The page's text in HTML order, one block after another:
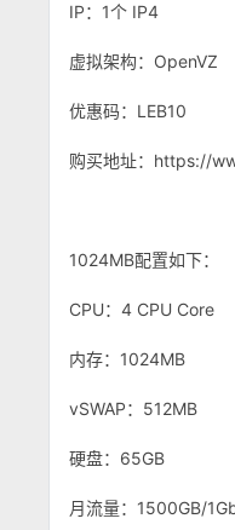
IP：1个 IP4
虚拟架构：OpenVZ
优惠码：LEB10
购买地址：https://
1024MB配置如下：
CPU：4 CPU Core
内存：1024MB
vSWAP：512MB
硬盘：65GB
月流量：1500GB/